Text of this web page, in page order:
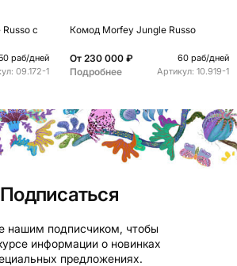
с
раб/дней
09.172-1
Комод Morfey Jungle Russo
От 230 000 ₽ 60 раб/дней
Подробнее Артикул: 10.919-1
Подписаться
нашим подписчиком, чтобы
информации о новинках
предложениях.